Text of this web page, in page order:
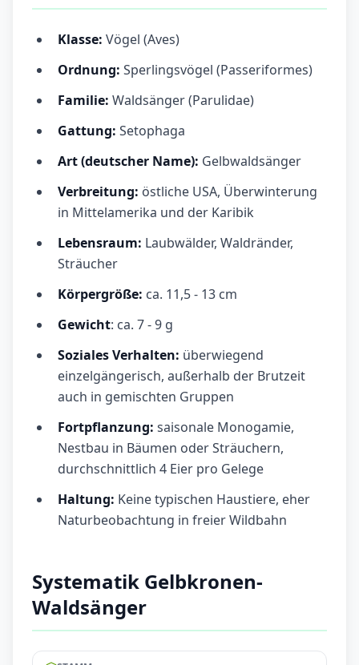
Klasse: Vögel (Aves)
Ordnung: Sperlingsvögel (Passeriformes)
Familie: Waldsänger (Parulidae)
Gattung: Setophaga
Art (deutscher Name): Gelbwaldsänger
Verbreitung: östliche USA, Überwinterung
in Mittelamerika und der Karibik
Lebensraum: Laubwälder, Waldränder,
Sträucher
Körpergröße: ca. 11,5 - 13 cm
Gewicht: ca. 7 - 9 g
Soziales Verhalten: überwiegend
einzelgängerisch, außerhalb der Brutzeit
auch in gemischten Gruppen
Fortpflanzung: saisonale Monogamie,
Nestbau in Bäumen oder Sträuchern,
durchschnittlich 4 Eier pro Gelege
Haltung: Keine typischen Haustiere, eher
Naturbeobachtung in freier Wildbahn
Systematik Gelbkronen-
Waldsänger